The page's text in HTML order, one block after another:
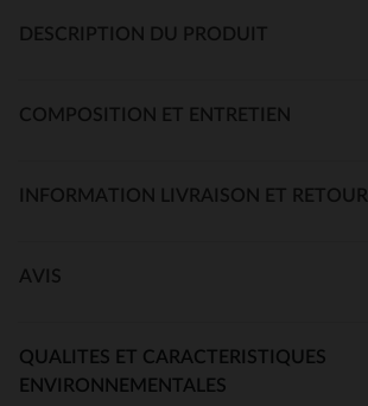
DESCRIPTION DU PRODUIT
COMPOSITION ET ENTRETIEN
INFORMATION LIVRAISON ET RETOUR
AVIS
QUALITES ET CARACTERISTIQUES
ENVIRONNEMENTALES